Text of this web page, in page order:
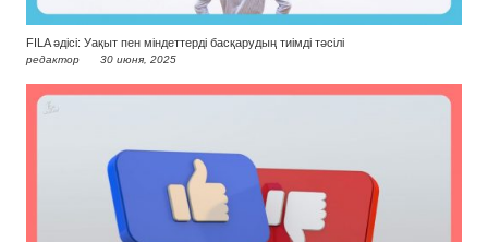
FILA әдісі: Уақыт пен міндеттерді басқарудың тиімді тәсілі
редактор 30 июня, 2025